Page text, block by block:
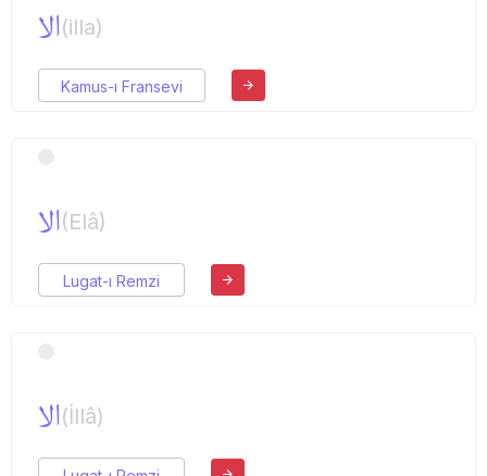
الا(illa)
Kamus-ı Fransevi
الا(Elâ)
Lugat-ı Remzi
الا(İllâ)